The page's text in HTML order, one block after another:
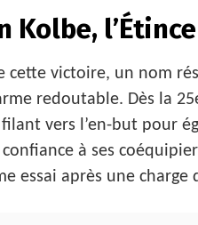
Kolbe,
cette victoire, un nom
redoutable. Dès la
vers l’en-but pour
à ses
essai après une charge